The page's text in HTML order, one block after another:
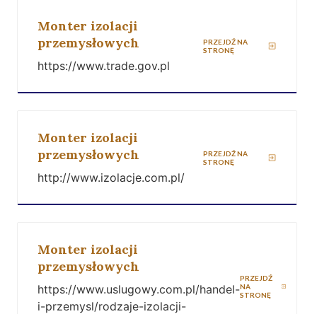
Monter izolacji
przemysłowych
https://www.trade.gov.pl
PRZEJDŹ NA
STRONĘ
Monter izolacji
przemysłowych
http://www.izolacje.com.pl/
PRZEJDŹ NA
STRONĘ
Monter izolacji
przemysłowych
https://www.uslugowy.com.pl/handel-
i-przemysl/rodzaje-izolacji-
PRZEJDŹ
NA
STRONĘ